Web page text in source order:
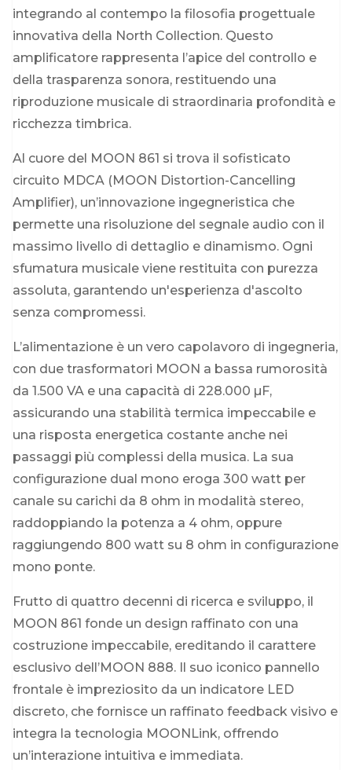
integrando al contempo la filosofia progettuale
innovativa della North Collection. Questo
amplificatore rappresenta l’apice del controllo e
della trasparenza sonora, restituendo una
riproduzione musicale di straordinaria profondità e
ricchezza timbrica.
Al cuore del MOON 861 si trova il sofisticato
circuito MDCA (MOON Distortion-Cancelling
Amplifier), un’innovazione ingegneristica che
permette una risoluzione del segnale audio con il
massimo livello di dettaglio e dinamismo. Ogni
sfumatura musicale viene restituita con purezza
assoluta, garantendo un'esperienza d'ascolto
senza compromessi.
L’alimentazione è un vero capolavoro di ingegneria,
con due trasformatori MOON a bassa rumorosità
da 1.500 VA e una capacità di 228.000 µF,
assicurando una stabilità termica impeccabile e
una risposta energetica costante anche nei
passaggi più complessi della musica. La sua
configurazione dual mono eroga 300 watt per
canale su carichi da 8 ohm in modalità stereo,
raddoppiando la potenza a 4 ohm, oppure
raggiungendo 800 watt su 8 ohm in configurazione
mono ponte.
Frutto di quattro decenni di ricerca e sviluppo, il
MOON 861 fonde un design raffinato con una
costruzione impeccabile, ereditando il carattere
esclusivo dell’MOON 888. Il suo iconico pannello
frontale è impreziosito da un indicatore LED
discreto, che fornisce un raffinato feedback visivo e
integra la tecnologia MOONLink, offrendo
un’interazione intuitiva e immediata.